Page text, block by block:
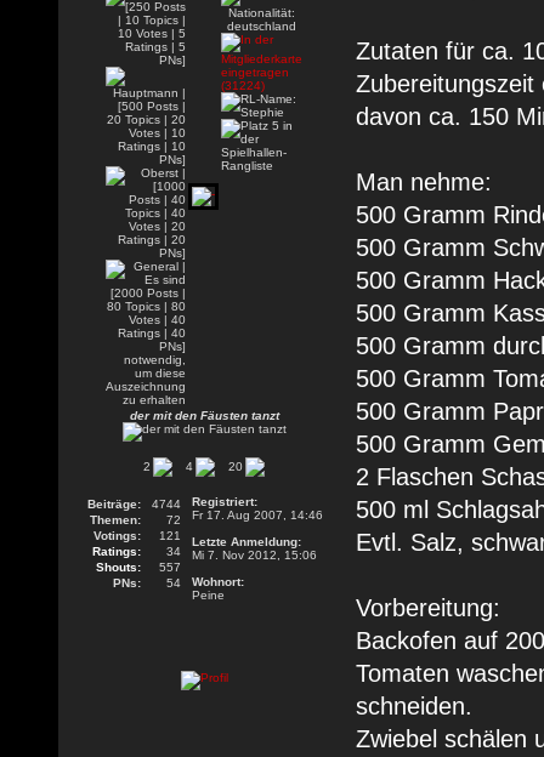
der mit den Fäusten tanzt
2 4 20
Beiträge:
4744
Themen:
72
Votings:
121
Ratings:
34
Shouts:
557
PNs:
54
Registriert:
Fr 17. Aug 2007, 14:46
Letzte Anmeldung:
Mi 7. Nov 2012, 15:06
Wohnort:
Peine
Zutaten für ca.
davon ca. 150
Man nehme:
500 Gramm
500 Gramm
500 Gramm
500 Gramm
500 Gramm
500 Gramm
500 Gramm
500 Gramm
2 Flaschen
500 ml
Evtl. Salz,
Vorbereitung:
Backofen auf
Tomaten
schneiden.
Zwiebel schälen